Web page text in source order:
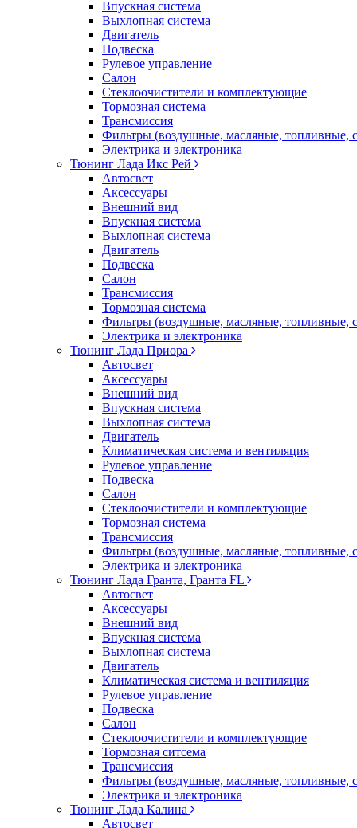
Впускная система
Выхлопная система
Двигатель
Подвеска
Рулевое управление
Салон
Стеклоочистители и комплектующие
Тормозная система
Трансмиссия
Фильтры (воздушные, масляные, топливные,
Электрика и электроника
Тюнинг Лада Икс Рей
Автосвет
Аксессуары
Внешний вид
Впускная система
Выхлопная система
Двигатель
Подвеска
Салон
Трансмиссия
Тормозная система
Фильтры (воздушные, масляные, топливные,
Электрика и электроника
Тюнинг Лада Приора
Автосвет
Аксессуары
Внешний вид
Впускная система
Выхлопная система
Двигатель
Климатическая система и вентиляция
Рулевое управление
Подвеска
Салон
Стеклоочистители и комплектующие
Тормозная система
Трансмиссия
Фильтры (воздушные, масляные, топливные,
Электрика и электроника
Тюнинг Лада Гранта, Гранта FL
Автосвет
Аксессуары
Внешний вид
Впускная система
Выхлопная система
Двигатель
Климатическая система и вентиляция
Рулевое управление
Подвеска
Салон
Стеклоочистители и комплектующие
Тормозная ситсема
Трансмиссия
Фильтры (воздушные, масляные, топливные,
Электрика и электроника
Тюнинг Лада Калина
Автосвет